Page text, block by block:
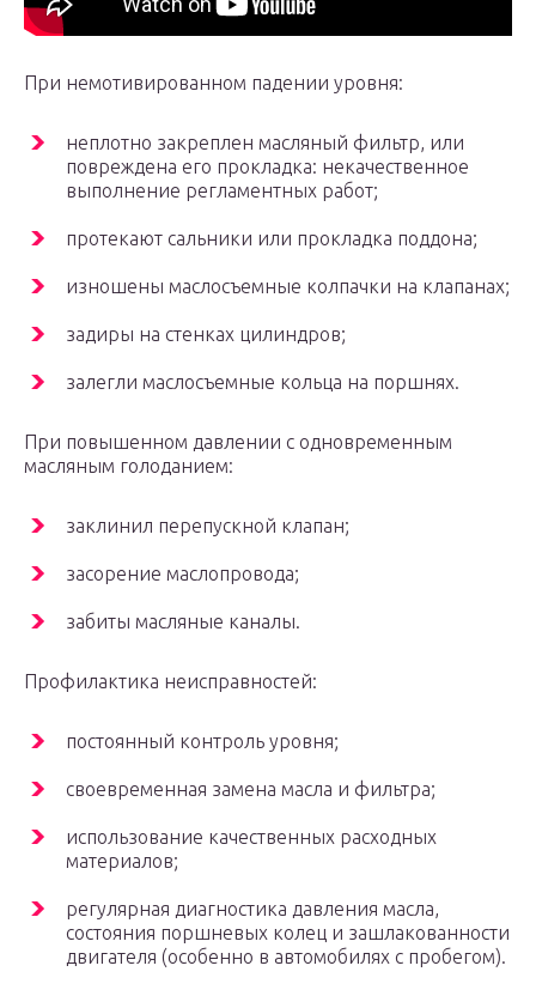
При немотивированном падении уровня:
неплотно закреплен масляный фильтр, или
повреждена его прокладка: некачественное
выполнение регламентных работ;
протекают сальники или прокладка поддона;
изношены маслосъемные колпачки на клапанах;
задиры на стенках цилиндров;
залегли маслосъемные кольца на поршнях.
При повышенном давлении с одновременным
масляным голоданием:
заклинил перепускной клапан;
засорение маслопровода;
забиты масляные каналы.
Профилактика неисправностей:
постоянный контроль уровня;
своевременная замена масла и фильтра;
использование качественных расходных
материалов;
регулярная диагностика давления масла,
состояния поршневых колец и зашлакованности
двигателя (особенно в автомобилях с пробегом).